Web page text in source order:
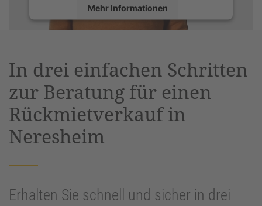
Mehr Informationen
Management Platform&eRecht24
In drei einfachen Schritten
zur Beratung für einen
Rückmietverkauf in
Neresheim
Erhalten Sie schnell und sicher in drei